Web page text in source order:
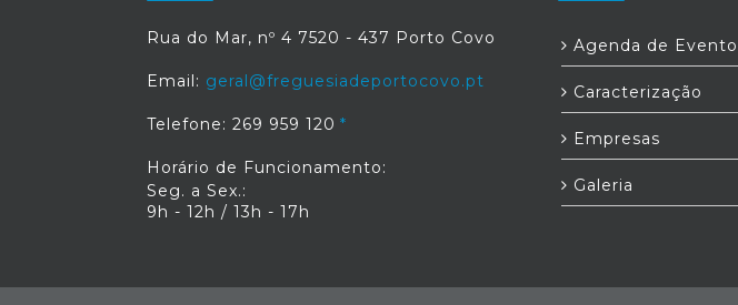
Rua do Mar, nº 4 7520 - 437 Porto Covo
Email: geral@freguesiadeportocovo.pt
Telefone: 269 959 120
Horário de Funcionamento:
Seg. a Sex.:
9h - 12h / 13h - 17h
Agenda de
Caracterização
Empresas
Galeria